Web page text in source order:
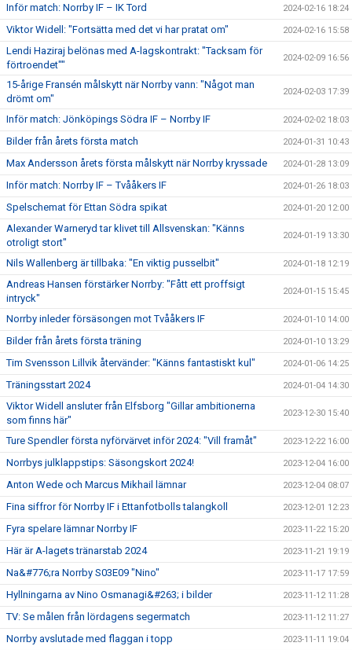
Inför match: Norrby IF – IK Tord 2024-02-16 18:24
Viktor Widell: "Fortsätta med det vi har pratat om" 2024-02-16 15:58
Lendi Haziraj belönas med A-lagskontrakt: "Tacksam för
förtroendet""
2024-02-09 16:56
15-årige Fransén målskytt när Norrby vann: "Något man
drömt om"
2024-02-03 17:39
Inför match: Jönköpings Södra IF – Norrby IF 2024-02-02 18:03
Bilder från årets första match 2024-01-31 10:43
Max Andersson årets första målskytt när Norrby kryssade 2024-01-28 13:09
Inför match: Norrby IF – Tvååkers IF 2024-01-26 18:03
Spelschemat för Ettan Södra spikat 2024-01-20 12:00
Alexander Warneryd tar klivet till Allsvenskan: "Känns
otroligt stort"
2024-01-19 13:30
Nils Wallenberg är tillbaka: "En viktig pusselbit" 2024-01-18 12:19
Andreas Hansen förstärker Norrby: "Fått ett proffsigt
intryck"
2024-01-15 15:45
Norrby inleder försäsongen mot Tvååkers IF 2024-01-10 14:00
Bilder från årets första träning 2024-01-10 13:29
Tim Svensson Lillvik återvänder: "Känns fantastiskt kul" 2024-01-06 14:25
Träningsstart 2024 2024-01-04 14:30
Viktor Widell ansluter från Elfsborg "Gillar ambitionerna
som finns här"
2023-12-30 15:40
Ture Spendler första nyförvärvet inför 2024: "Vill framåt" 2023-12-22 16:00
Norrbys julklappstips: Säsongskort 2024! 2023-12-04 16:00
Anton Wede och Marcus Mikhail lämnar 2023-12-04 08:07
Fina siffror för Norrby IF i Ettanfotbolls talangkoll 2023-12-01 12:23
Fyra spelare lämnar Norrby IF 2023-11-22 15:20
Här är A-lagets tränarstab 2024 2023-11-21 19:19
Na&#776;ra Norrby S03E09 "Nino" 2023-11-17 17:59
Hyllningarna av Nino Osmanagi&#263; i bilder 2023-11-12 11:28
TV: Se målen från lördagens segermatch 2023-11-12 11:27
Norrby avslutade med flaggan i topp 2023-11-11 19:04